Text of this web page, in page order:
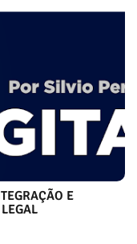
E